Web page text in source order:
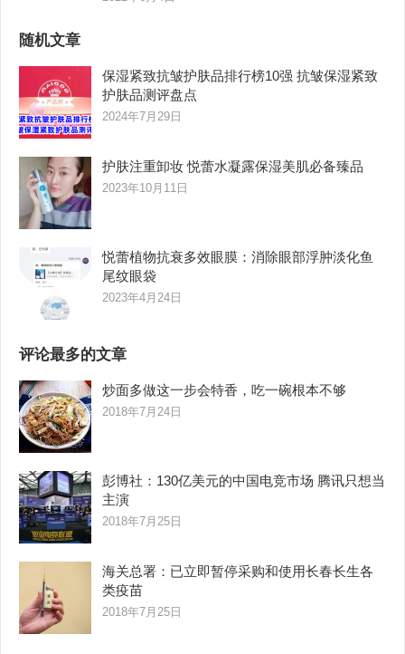
随机文章
保湿紧致抗皱护肤品排行榜10强 抗皱保湿紧致
护肤品测评盘点
2024年7月29日
护肤注重卸妆 悦蕾水凝露保湿美肌必备臻品
2023年10月11日
悦蕾植物抗衰多效眼膜：消除眼部浮肿淡化鱼
尾纹眼袋
2023年4月24日
评论最多的文章
炒面多做这一步会特香，吃一碗根本不够
2018年7月24日
彭博社：130亿美元的中国电竞市场 腾讯只想当
主演
2018年7月25日
海关总署：已立即暂停采购和使用长春长生各
类疫苗
2018年7月25日